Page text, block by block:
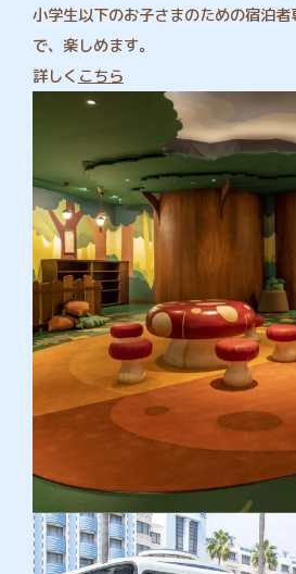
小学生以下のお子さまのための宿泊
で、楽しめます。
詳しく こちら